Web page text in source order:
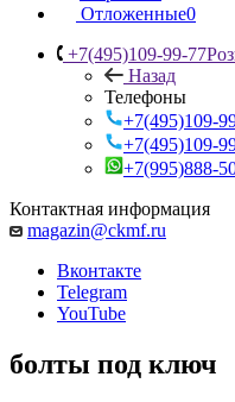
Отложенные0
+7(495)109-99-77
Назад
Телефоны
+7(495)109-
+7(495)109-
+7(995)888-
Контактная информация
magazin@ckmf.ru
Вконтакте
Telegram
YouTube
болты под ключ